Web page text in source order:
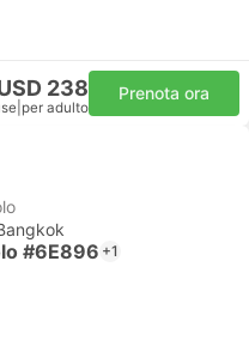
238
per adulto
Prenota ora
#6E896 +1